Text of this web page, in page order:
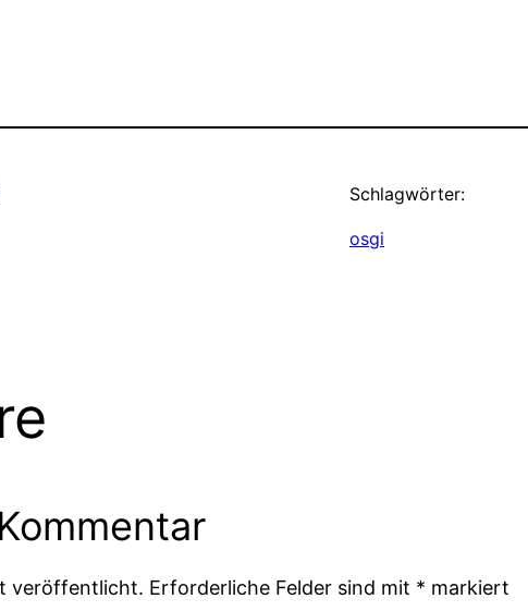
Schlagwörter:
osgi
veröffentlicht. Erforderliche Felder sind mit * markiert